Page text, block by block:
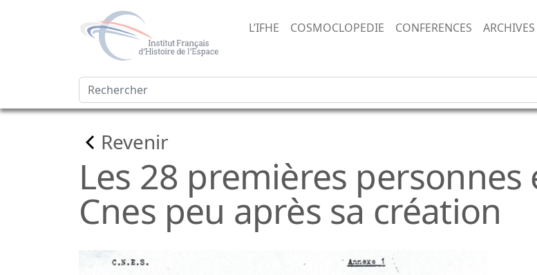
L’IFHE COSMOCLOPEDIE CONFERENCES ARCHIVES
Revenir
Les 28 premières
Cnes peu après sa création